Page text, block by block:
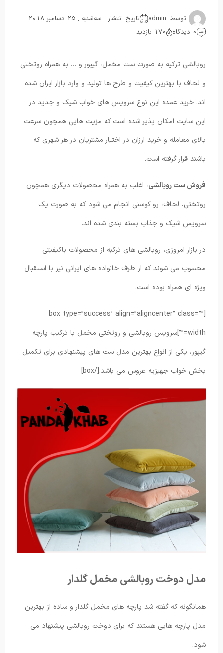
توسط :admin
تاریخ انتشار : سه‌شنبه , 25 دسامبر 2018
0 دیدگاه
170 بازدید
روبالشی ترکیه به صورت ست مخمل، گیپور و … به همراه روتختی
و لحاف با بهترین کیفیت و طرح ها تولید و وارد بازار ایران شده
اند. خرید عمده این نوع سرویس های خواب شیک و جدید در
این سایت امکان پذیر شده است که مزیت هایی همچون سرعت
بالای معامله و خرید ارزان در اختیار مشتریان در هر شهری که
باشند قرار گرفته است.
فروش ست روبالشی، اغلب به همراه محصولات دیگری همچون
روتختی، لحاف، رو کوسنی انجام می شود که به صورت یک
سرویس شیک و جذاب بسته بندی شده اند.
در بازار امروزی، روبالشی های ترکیه از محصولات باکیفیتی
محسوب می شوند که از طرف خانواده های ایرانی نیز با استقبال
ویژه ای همراه بوده است.
[box type=”success” align=”aligncenter” class=””
width=””]سرویس روبالشی و روتختی مخمل با ترکیب پارچه
گیپور، یکی از انواع بهترین مدل ست های پیشنهادی برای تکمیل
بخش خواب جهیزیه عروس می باشد.[/box]
مدل دوخت روبالشی مخمل گلدار
همانگونه که گفته شد پارچه های مخمل گلدار و ساده از بهترین
مدل پارچه هایی هستند که برای دوخت روبالشی پیشنهاد می
شود.